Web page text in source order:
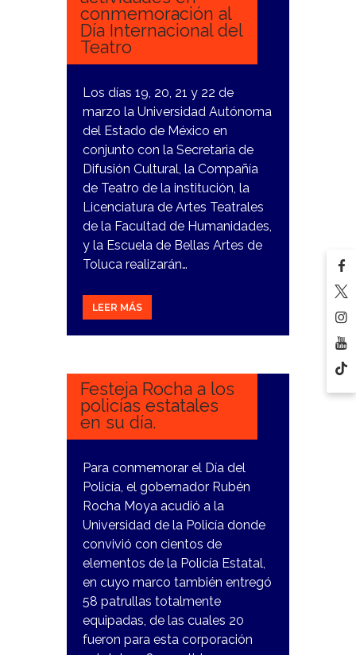
conmemoración al
Día Internacional del
Teatro
Los días 19, 20, 21 y 22 de
marzo la Universidad Autónoma
del Estado de México en
conjunto con la Secretaria de
Difusión Cultural, la Compañía
de Teatro de la institución, la
Licenciatura de Artes Teatrales
de la Facultad de Humanidades,
y la Escuela de Bellas Artes de
Toluca realizarán…
LEER MÁS
15
Festeja Rocha a los
policías estatales
en su día.
Para conmemorar el Día del
Policía, el gobernador Rubén
Rocha Moya acudió a la
Universidad de la Policía donde
convivió con cientos de
elementos de la Policía Estatal,
en cuyo marco también entregó
58 patrullas totalmente
equipadas, de las cuales 20
fueron para esta corporación